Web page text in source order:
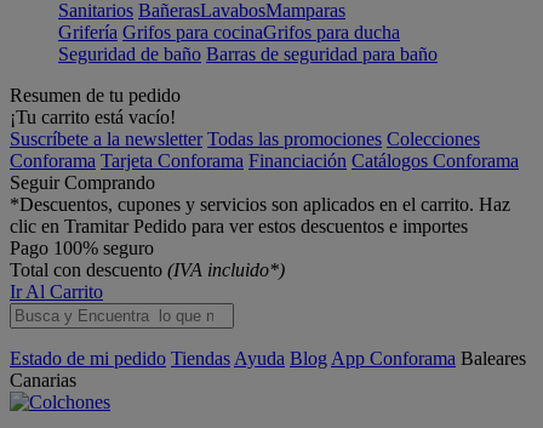
Sanitarios BañerasLavabosMamparas
Grifería Grifos para cocinaGrifos para ducha
Seguridad de baño Barras de seguridad para baño
Resumen de tu pedido
¡Tu carrito está vacío!
Suscríbete a la newsletter Todas las promociones Colecciones
Conforama Tarjeta Conforama Financiación Catálogos Conforama
Seguir Comprando
*Descuentos, cupones y servicios son aplicados en el carrito. Haz
clic en Tramitar Pedido para ver estos descuentos e importes
Pago 100% seguro
Total con descuento (IVA incluido*)
Ir Al Carrito
Estado de mi pedido Tiendas Ayuda Blog App Conforama Baleares
Canarias